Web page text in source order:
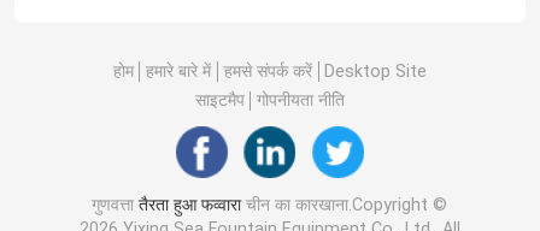
होम हमारे बारे में हमसे संपर्क करें
Desktop Site
साइटमैप
गोपनीयता नीति
गुणवत्तातैरता हुआ फव्वाराचीन का कारखाना.Copyright ©